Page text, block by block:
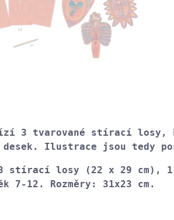
3 tvarované stírací losy,
desek. Ilustrace jsou tedy
stírací losy (22 x 29 cm), 1
7-12. Rozměry: 31x23 cm.